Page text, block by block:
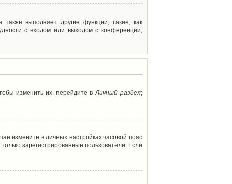
выполняет другие функции, такие, как
с входом или выходом с конференции,
изменить их, перейдите вЛичный раздел;
измените в личных настройках часовой пояс
зарегистрированные пользователи. Если